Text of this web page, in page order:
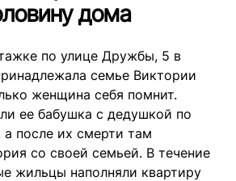
дома
по улице Дружбы, 5 в
семье Виктории
женщина себя помнит.
ее бабушка с дедушкой по
после их смерти там
со своей семьей. В течение
жильцы наполняли квартиру